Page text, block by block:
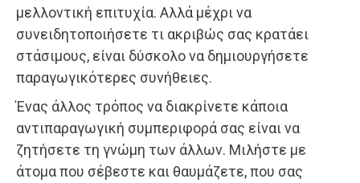
μελλοντική επιτυχία. Αλλά μέχρι να
συνειδητοποιήσετε τι ακριβώς σας κρατάει
στάσιμους, είναι δύσκολο να δημιουργήσετε
παραγωγικότερες συνήθειες.
Ένας άλλος τρόπος να διακρίνετε κάποια
αντιπαραγωγική συμπεριφορά σας είναι να
ζητήσετε τη γνώμη των άλλων. Μιλήστε με
άτομα που σέβεστε και θαυμάζετε, που σας